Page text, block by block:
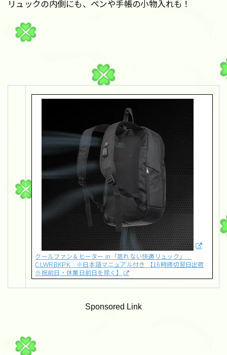
リュックの内側にも、ペンや手帳の小物入れも！
クールファン＆ヒーター in「蒸れない快適リュック」
CLWRBKPK ※日本語マニュアル付き 【16時締切翌日出荷
※祝前日・休業日前日を除く】
Sponsored Link